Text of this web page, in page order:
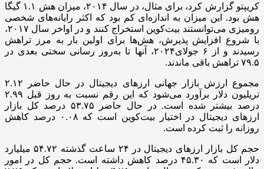
کریپتو گزارش کرد، برای مثال، در سال ۲۰۱۴، میزان هش ۱.۱ گیگا
هش بود. این میزان به اندازه‌ای کم بود که اکثر رایانه‌های شخصی
رومیزی می‌توانستند بیت‌کوین استخراج کنند و در اواخر سال ۲۰۱۷،
با شروع افزایش پذیرش، هش‌ها برای اولین بار به مرز تراهش
رسیدند و از ۶ جولای۲۰۲۴، آنها تا به‌روز رسانی سختی بعدی در
۷۹.۵ تراهش باقی ماندند.
مجموع ارزش بازار جهانی ارزهای دیجیتال در حال حاضر ۲.۱۲
تریلیون دلار برآورد می‌شود که این رقم نسبت به روز قبل ۲.۹۹
درصد بیشتر شده است. در حال حاضر ۵۳.۷۵ درصد کل بازار
ارزهای دیجیتال در اختیار بیت‌کوین است که ۰.۰۸ درصد کاهش
روزانه را ثبت کرده است.
حجم کل بازار ارزهای دیجیتال در ۲۴ ساعت گذشته ۵۴.۷۲ میلیارد
دلار است که ۴۵.۳۰ درصد کاهش داشته است. حجم کل در امور